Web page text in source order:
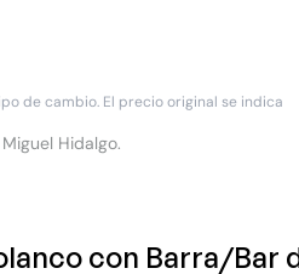
de cambio. El precio original se indica
Hidalgo.
con Barra/Bar